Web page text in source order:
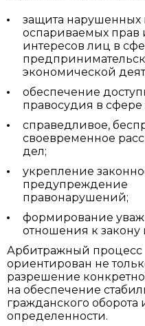
защита нарушенных
оспариваемых прав
интересов лиц в
экономической
обеспечение
правосудия в
справедливое,
своевременное
дел;
укрепление
предупреждение
правонарушений;
формирование
отношения к закону
Арбитражный процесс
ориентирован не
разрешение
на обеспечение
гражданского оборота
определенности.